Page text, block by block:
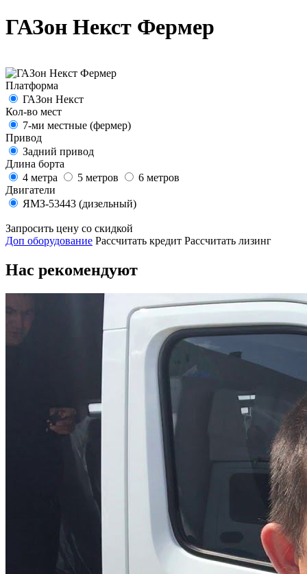
ГАЗон Некст Фермер
Платформа
ГАЗон Некст
Кол-во мест
7-ми местные (фермер)
Привод
Задний привод
Длина борта
4 метра
5 метров
6 метров
Двигатели
ЯМЗ-53443 (дизельный)
Запросить цену со скидкой
Доп оборудование Рассчитать кредит Рассчитать лизинг
Нас рекомендуют